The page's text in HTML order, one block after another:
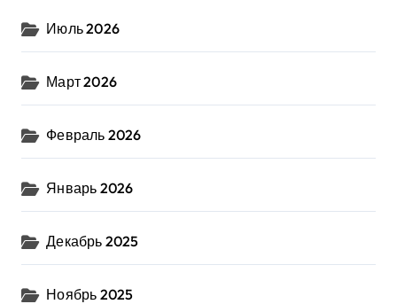
Июль 2026
Март 2026
Февраль 2026
Январь 2026
Декабрь 2025
Ноябрь 2025